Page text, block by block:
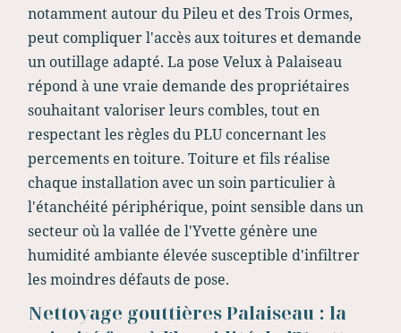
notamment autour du Pileu et des Trois Ormes,
peut compliquer l'accès aux toitures et demande
un outillage adapté. La pose Velux à Palaiseau
répond à une vraie demande des propriétaires
souhaitant valoriser leurs combles, tout en
respectant les règles du PLU concernant les
percements en toiture. Toiture et fils réalise
chaque installation avec un soin particulier à
l'étanchéité périphérique, point sensible dans un
secteur où la vallée de l'Yvette génère une
humidité ambiante élevée susceptible d'infiltrer
les moindres défauts de pose.
Nettoyage gouttières Palaiseau : la